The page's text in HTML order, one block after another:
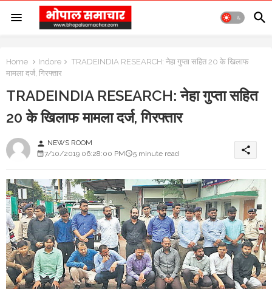
Home Indore
TRADEINDIA RESEARCH: नेहा गुप्ता सहित 20 के खिलाफ
मामला दर्ज, गिरफ्तार
TRADEINDIA RESEARCH: नेहा गुप्ता सहित
20 के खिलाफ मामला दर्ज, गिरफ्तार
person NEWS ROOM
7/10/2019 06:28:00 PM
5 minute read share